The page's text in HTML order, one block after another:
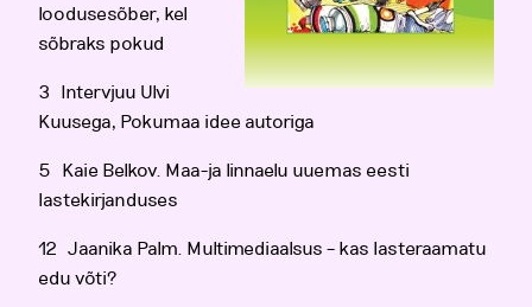
loodusesõber, kel
sõbraks pokud
3 Intervjuu Ulvi
Kuusega, Pokumaa idee autoriga
5 Kaie Belkov. Maa-ja linnaelu uuemas eesti
lastekirjanduses
12 Jaanika Palm. Multimediaalsus – kas lasteraamatu
edu võti?